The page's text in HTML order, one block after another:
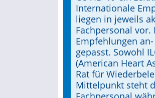
Internationale
liegen in jeweils
Fachpersonal
Empfehlungen an-
gepasst. Sowohl
(American Heart
Rat für
Mittelpunkt steht